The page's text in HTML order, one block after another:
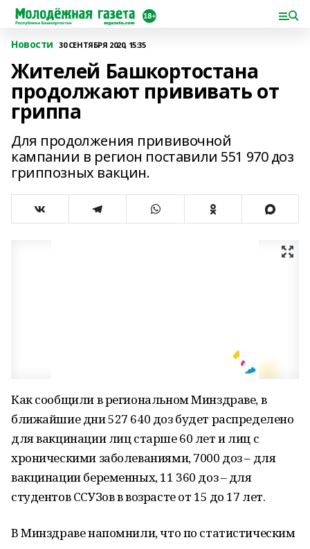
Новости 30 СЕНТЯБРЯ 2020, 15:35
Жителей Башкортостана
продолжают прививать от
гриппа
Для продолжения прививочной
кампании в регион поставили 551 970 доз
гриппозных вакцин.
Как сообщили в региональном Минздраве, в
ближайшие дни 527 640 доз будет распределено
для вакцинации лиц старше 60 лет и лиц с
хроническими заболеваниями, 7000 доз – для
вакцинации беременных, 11 360 доз – для
студентов ССУЗов в возрасте от 15 до 17 лет.
В Минздраве напомнили, что по статистическим